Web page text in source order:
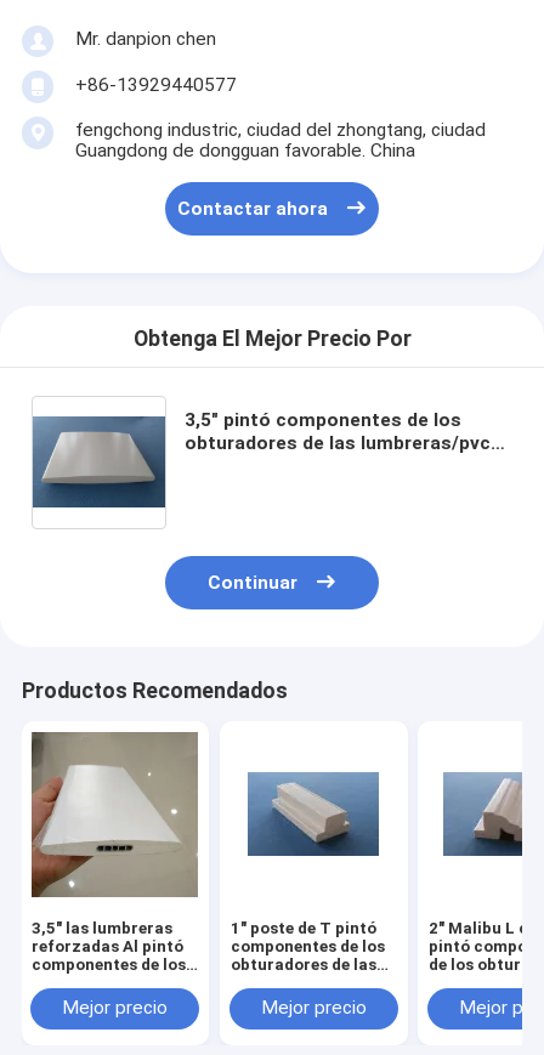
Mr. danpion chen
+86-13929440577
fengchong industric, ciudad del zhongtang, ciudad
Guangdong de dongguan favorable. China
Contactar ahora
Obtenga El Mejor Precio Por
3,5" pintó componentes de los
obturadores de las lumbreras/pvc
Continuar
Productos Recomendados
3,5" las lumbreras
reforzadas Al pintó
componentes de los
lumbreras/pvc de
/non-
Mejor precio
1" poste de T pintó
componentes de los
obturadores de las
/non-
painted/componentes
Mejor precio
2" Malibu L
pintó
de los
de /non-
painted/
Mejor